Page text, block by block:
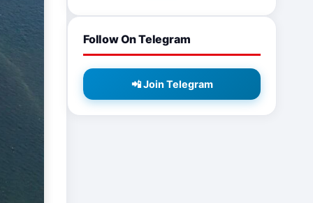
Follow On Telegram
📲 Join Telegram